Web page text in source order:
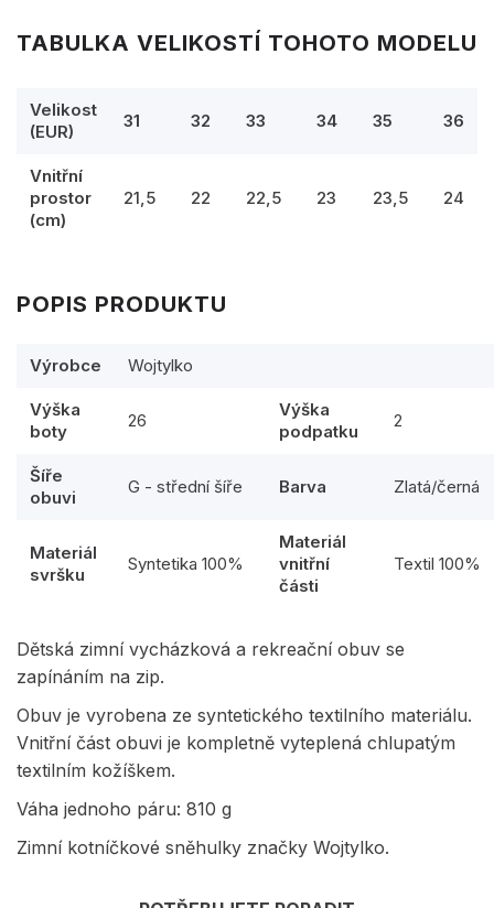
TABULKA VELIKOSTÍ TOHOTO MODELU
Velikost
(EUR)
31 32 33 34 35 36
Vnitřní
prostor
(cm)
21,5 22 22,5 23 23,5 24
POPIS PRODUKTU
Výrobce Wojtylko
Výška
boty
26
Výška
podpatku
2
Šíře
obuvi
G - střední šíře Barva Zlatá/černá
Materiál
svršku
Syntetika 100%
Materiál
vnitřní
části
Textil 100%
Dětská zimní vycházková a rekreační obuv se
zapínáním na zip.
Obuv je vyrobena ze syntetického textilního materiálu.
Vnitřní část obuvi je kompletně vyteplená chlupatým
textilním kožíškem.
Váha jednoho páru: 810 g
Zimní kotníčkové sněhulky značky Wojtylko.